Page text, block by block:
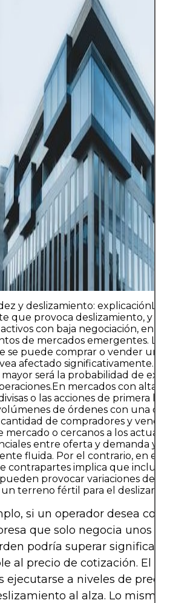
y deslizamiento: explicaciónLa
que provoca deslizamiento, y
con baja negociación, en
de mercados emergentes. La
se puede comprar o vender un
afectado significativamente.
será la probabilidad de
mercados con alta
o las acciones de primera
de órdenes con una
de compradores y
mercado o cercanos a los
entre oferta y demanda y
fluida. Por el contrario, en
contrapartes implica que
provocar variaciones
terreno fértil para el
si un operador desea
que solo negocia unos
podría superar
al precio de cotización. El
ejecutarse a niveles de
al alza. Lo mismo